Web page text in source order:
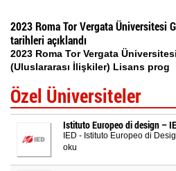
2023 Roma Tor Vergata Üniversitesi
tarihleri açıklandı
2023 Roma Tor Vergata
(Uluslararası İlişkiler) Lisans prog
Özel Üniversiteler
Istituto Europeo di design –
IED - Istituto Europeo di
oku